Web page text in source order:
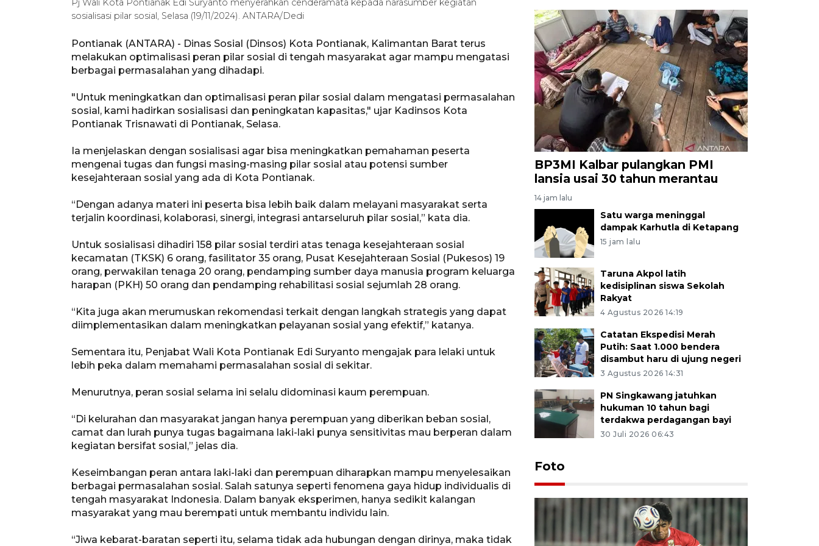
Pj Wali Kota Pontianak Edi Suryanto menyerahkan cenderamata kepada narasumber kegiatan
sosialisasi pilar sosial, Selasa (19/11/2024). ANTARA/Dedi
Pontianak (ANTARA) - Dinas Sosial (Dinsos) Kota Pontianak, Kalimantan Barat terus
melakukan optimalisasi peran pilar sosial di tengah masyarakat agar mampu mengatasi
berbagai permasalahan yang dihadapi.
"Untuk meningkatkan dan optimalisasi peran pilar sosial dalam mengatasi permasalahan
sosial, kami hadirkan sosialisasi dan peningkatan kapasitas," ujar Kadinsos Kota
Pontianak Trisnawati di Pontianak, Selasa.
Ia menjelaskan dengan sosialisasi agar bisa meningkatkan pemahaman peserta
mengenai tugas dan fungsi masing-masing pilar sosial atau potensi sumber
kesejahteraan sosial yang ada di Kota Pontianak.
“Dengan adanya materi ini peserta bisa lebih baik dalam melayani masyarakat serta
terjalin koordinasi, kolaborasi, sinergi, integrasi antarseluruh pilar sosial,” kata dia.
Untuk sosialisasi dihadiri 158 pilar sosial terdiri atas tenaga kesejahteraan sosial
kecamatan (TKSK) 6 orang, fasilitator 35 orang, Pusat Kesejahteraan Sosial (Pukesos) 19
orang, perwakilan tenaga 20 orang, pendamping sumber daya manusia program keluarga
harapan (PKH) 50 orang dan pendamping rehabilitasi sosial sejumlah 28 orang.
“Kita juga akan merumuskan rekomendasi terkait dengan langkah strategis yang dapat
diimplementasikan dalam meningkatkan pelayanan sosial yang efektif,” katanya.
Sementara itu, Penjabat Wali Kota Pontianak Edi Suryanto mengajak para lelaki untuk
lebih peka dalam memahami permasalahan sosial di sekitar.
Menurutnya, peran sosial selama ini selalu didominasi kaum perempuan.
“Di kelurahan dan masyarakat jangan hanya perempuan yang diberikan beban sosial,
camat dan lurah punya tugas bagaimana laki-laki punya sensitivitas mau berperan dalam
kegiatan bersifat sosial,” jelas dia.
Keseimbangan peran antara laki-laki dan perempuan diharapkan mampu menyelesaikan
berbagai permasalahan sosial. Salah satunya seperti fenomena gaya hidup individualis di
tengah masyarakat Indonesia. Dalam banyak eksperimen, hanya sedikit kalangan
masyarakat yang mau berempati untuk membantu individu lain.
“Jiwa kebarat-baratan seperti itu, selama tidak ada hubungan dengan dirinya, maka tidak
BP3MI Kalbar pulangkan PMI
lansia usai 30 tahun merantau
14 jam lalu
Satu warga meninggal
dampak Karhutla di Ketapang
15 jam lalu
Taruna Akpol latih
kedisiplinan siswa Sekolah
Rakyat
4 Agustus 2026 14:19
Catatan Ekspedisi Merah
Putih: Saat 1.000 bendera
disambut haru di ujung negeri
3 Agustus 2026 14:31
PN Singkawang jatuhkan
hukuman 10 tahun bagi
terdakwa perdagangan bayi
30 Juli 2026 06:43
Foto